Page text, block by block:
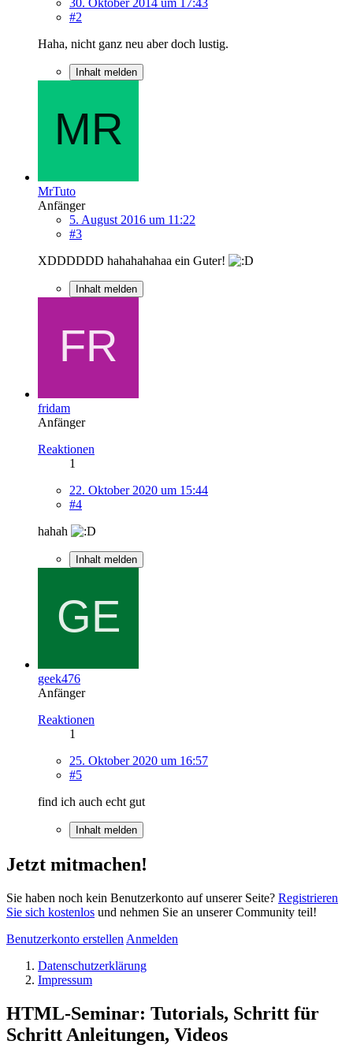
#2
Haha, nicht ganz neu aber doch lustig.
Inhalt melden
MrTuto
Anfänger
5. August 2016 um 11:22
#3
XDDDDDD hahahahahaa ein Guter!
Inhalt melden
fridam
Anfänger
Reaktionen
1
22. Oktober 2020 um 15:44
#4
hahah
Inhalt melden
geek476
Anfänger
Reaktionen
1
25. Oktober 2020 um 16:57
#5
find ich auch echt gut
Inhalt melden
Jetzt mitmachen!
Sie haben noch kein Benutzerkonto auf unserer Seite? Registrieren
Sie sich kostenlos und nehmen Sie an unserer Community teil!
Benutzerkonto erstellen Anmelden
Datenschutzerklärung
Impressum
HTML-Seminar: Tutorials, Schritt für
Schritt Anleitungen, Videos